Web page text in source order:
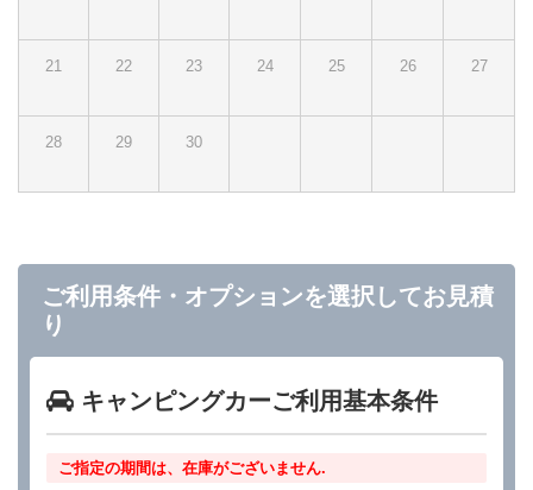
21 22 23 24 25 26 27
28 29 30
ご利用条件・オプションを選択してお見積
り
キャンピングカーご利用基本条件
ご指定の期間は、在庫がございません.